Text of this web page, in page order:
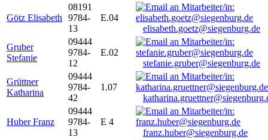
Götz Elisabeth
08191
9784-
13
E.04
elisabeth.goetz@siegenburg.de
Gruber
Stefanie
09444
9784-
12
E.02
stefanie.gruber@siegenburg.de
Grüttner
Katharina
09444
9784-
42
1.07
Huber Franz
09444
9784-
13
E 4
franz.huber@siegenburg.de